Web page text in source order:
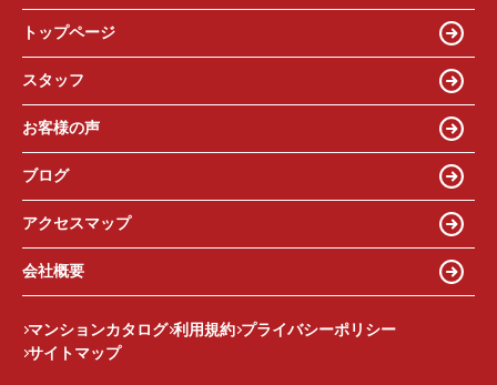
トップページ
スタッフ
お客様の声
ブログ
アクセスマップ
会社概要
マンションカタログ 利用規約 プライバシーポリシー
サイトマップ